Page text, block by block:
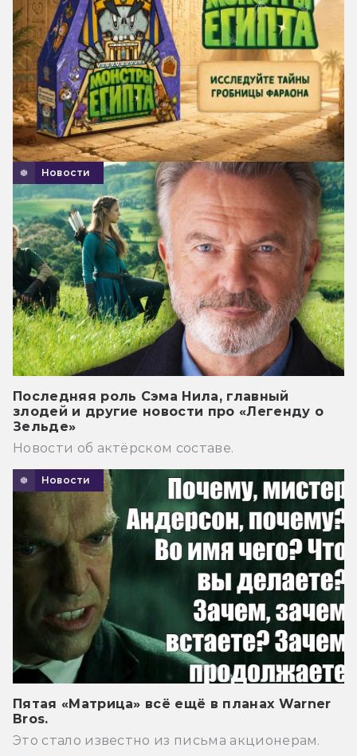
Новости
Последняя роль Сэма Нила, главный
злодей и другие новости про «Легенду о
Зельде»
Новости об актёрском составе.
Новости
Пятая «Матрица» всё ещё в планах Warner
Bros.
Это стало известно из письма акционерам.